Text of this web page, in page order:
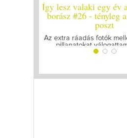
Így lesz valaki egy év alatt végzett
borász #26 - tényleg a legutolsó
Az extra ráadás fotók mellett a legjobb
pillanatokat válogattam össze...